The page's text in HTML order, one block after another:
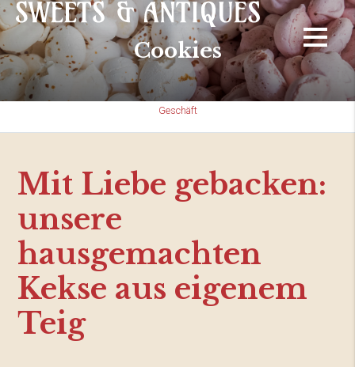
Cookies
Geschäft
Mit Liebe gebacken:
unsere
hausgemachten
Kekse aus eigenem
Teig